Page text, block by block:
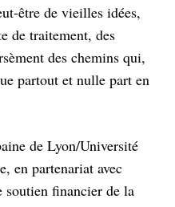
être de vieilles idées,
de traitement, des
des chemins qui,
partout et nulle part en
de Lyon/Université
en partenariat avec
soutien financier de la